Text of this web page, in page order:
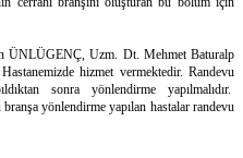
ÜNLÜGENÇ,Uzm. Dt. Mehmet Baturalp
hizmet vermektedir. Randevu
sonra yönlendirme yapılmalıdır.
yönlendirme yapılan hastalar randevu